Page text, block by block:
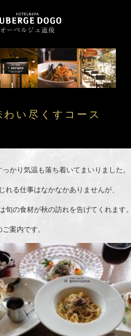
い尽くすコース
かり気温も落ち着いてまいりました。
れる仕事はなかなかありませんが、
旬の食材が秋の訪れを告げてくれます
案内です。